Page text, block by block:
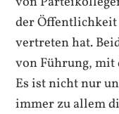
der Öffentlichkeit
vertreten hat.
von Führung, mit
Es ist nicht nur
immer zu allem